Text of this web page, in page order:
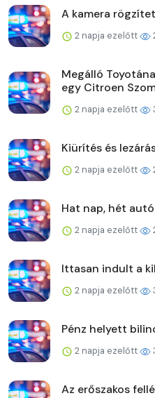
A kamera
2 napja ezelőtt
Megálló
egy Citroen
2 napja ezelőtt
Kiürítés és
2 napja ezelőtt
Hat nap, hét autó
2 napja ezelőtt
Ittasan indult a
2 napja ezelőtt
Pénz helyett
2 napja ezelőtt
Az erőszakos